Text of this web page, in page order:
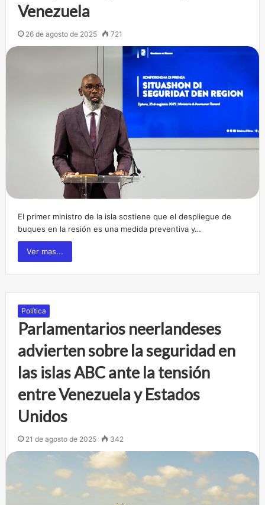
Venezuela
26 de agosto de 2025 721
El primer ministro de la isla sostiene que el despliegue de
buques en la resión es una medida preventiva y…
Ver mas...
Política
Parlamentarios neerlandeses
advierten sobre la seguridad en
las islas ABC ante la tensión
entre Venezuela y Estados
Unidos
21 de agosto de 2025 342